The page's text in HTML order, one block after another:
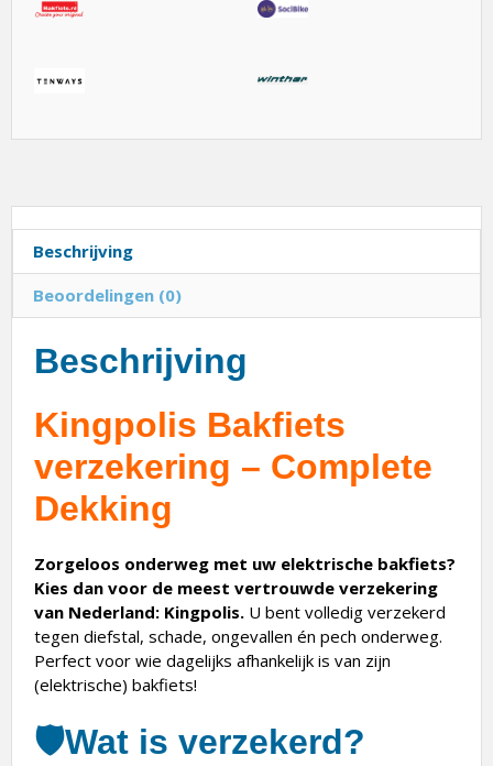
Beschrijving
Beoordelingen (0)
Beschrijving
Kingpolis Bakfiets
verzekering – Complete
Dekking
Zorgeloos onderweg met uw elektrische bakfiets?
Kies dan voor de meest vertrouwde verzekering
van Nederland: Kingpolis. U bent volledig verzekerd
tegen diefstal, schade, ongevallen én pech onderweg.
Perfect voor wie dagelijks afhankelijk is van zijn
(elektrische) bakfiets!
🛡️Wat is verzekerd?